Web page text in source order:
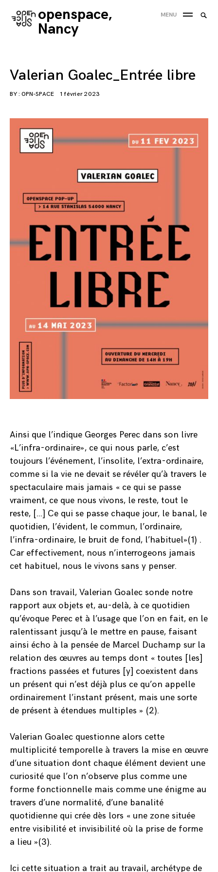
Skip
to
openspace,
Nancy
MENU
Valerian Goalec_Entrée libre
BY : OPN-SPACE 1 février 2023
Ainsi que l’indique Georges Perec dans son livre
«L’infra-ordinaire», ce qui nous parle, c’est
toujours l’événement, l’insolite, l’extra-ordinaire,
comme si la vie ne devait se révéler qu’à travers le
spectaculaire mais jamais « ce qui se passe
vraiment, ce que nous vivons, le reste, tout le
reste, […] Ce qui se passe chaque jour, le banal, le
quotidien, l’évident, le commun, l’ordinaire,
l’infra-ordinaire, le bruit de fond, l’habituel»(1) .
Car effectivement, nous n’interrogeons jamais
cet habituel, nous le vivons sans y penser.
Dans son travail, Valerian Goalec sonde notre
rapport aux objets et, au-delà, à ce quotidien
qu’évoque Perec et à l’usage que l’on en fait, en le
ralentissant jusqu’à le mettre en pause, faisant
ainsi écho à la pensée de Marcel Duchamp sur la
relation des œuvres au temps dont « toutes [les]
fractions passées et futures [y] coexistent dans
un présent qui n’est déjà plus ce qu’on appelle
ordinairement l’instant présent, mais une sorte
de présent à étendues multiples » (2).
Valerian Goalec questionne alors cette
multiplicité temporelle à travers la mise en œuvre
d’une situation dont chaque élément devient une
curiosité que l’on n’observe plus comme une
forme fonctionnelle mais comme une énigme au
travers d’une normalité, d’une banalité
quotidienne qui crée dès lors « une zone située
entre visibilité et invisibilité où la prise de forme
a lieu »(3).
Ici cette situation a trait au travail, archétype de